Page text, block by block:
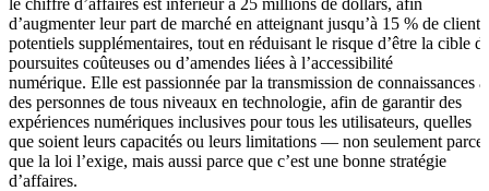
d’augmenter leur part de marché en atteignant jusqu’à 15 % de clients
potentiels supplémentaires, tout en réduisant le risque d’être la cible
poursuites coûteuses ou d’amendes liées à l’accessibilité
numérique. Elle est passionnée par la transmission de connaissances à
des personnes de tous niveaux en technologie, afin de garantir des
expériences numériques inclusives pour tous les utilisateurs, quelles
que soient leurs capacités ou leurs limitations — non seulement parce
que la loi l’exige, mais aussi parce que c’est une bonne stratégie
d’affaires.